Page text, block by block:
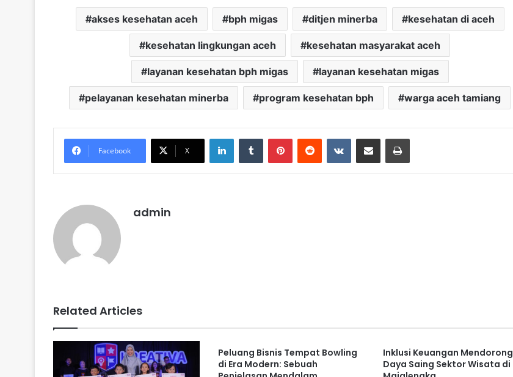
akses kesehatan aceh bph migas ditjen minerba kesehatan di aceh
kesehatan lingkungan aceh kesehatan masyarakat aceh
layanan kesehatan bph migas layanan kesehatan migas
pelayanan kesehatan minerba program kesehatan bph warga aceh tamiang
Facebook X
LinkedInTumblr PinterestReddit VKontakteShare via Email Print
admin
Related Articles
Peluang Bisnis Tempat Bowling
di Era Modern: Sebuah
Inklusi Keuangan Mendorong
Daya Saing Sektor Wisata di